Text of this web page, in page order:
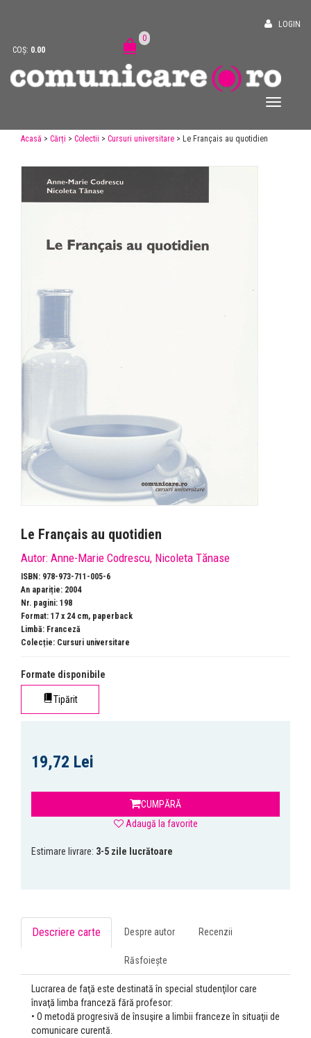
LOGIN
COȘ: 0.00
0
Acasă > Cărți > Colectii > Cursuri universitare > Le Français au quotidien
Le Français au quotidien
Autor: Anne-Marie Codrescu, Nicoleta Tănase
ISBN: 978-973-711-005-6
An apariție: 2004
Nr. pagini: 198
Format: 17 x 24 cm, paperback
Limbă: Franceză
Colecție: Cursuri universitare
Formate disponibile
Tipărit
19,72 Lei
CUMPĂRĂ
Adaugă la favorite
Estimare livrare: 3-5 zile lucrătoare
Descriere carte Despre autor Recenzii
Răsfoiește
Lucrarea de faţă este destinată în special studenţilor care
învaţă limba franceză fără profesor:
• O metodă progresivă de însuşire a limbii franceze în situaţii de
comunicare curentă.